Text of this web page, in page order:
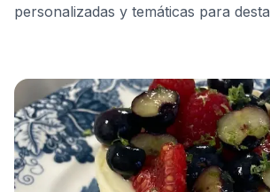
personalizadas y temáticas para